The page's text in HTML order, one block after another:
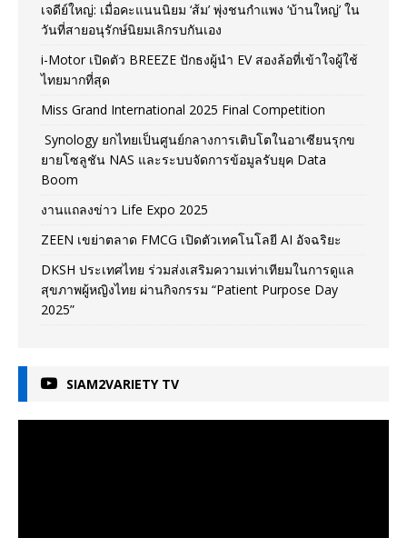
เจดีย์ใหญ่: เมื่อคะแนนนิยม ‘ส้ม’ พุ่งชนกำแพง ‘บ้านใหญ่’ ใน
วันที่สายอนุรักษ์นิยมเลิกรบกันเอง
i-Motor เปิดตัว BREEZE ปักธงผู้นำ EV สองล้อที่เข้าใจผู้ใช้
ไทยมากที่สุด
Miss Grand International 2025 Final Competition
Synology ยกไทยเป็นศูนย์กลางการเติบโตในอาเซียนรุกข
ยายโซลูชัน NAS และระบบจัดการข้อมูลรับยุค Data
Boom
งานแถลงข่าว Life Expo 2025
ZEEN เขย่าตลาด FMCG เปิดตัวเทคโนโลยี AI อัจฉริยะ
DKSH ประเทศไทย ร่วมส่งเสริมความเท่าเทียมในการดูแล
สุขภาพผู้หญิงไทย ผ่านกิจกรรม “Patient Purpose Day
2025”
SIAM2VARIETY TV